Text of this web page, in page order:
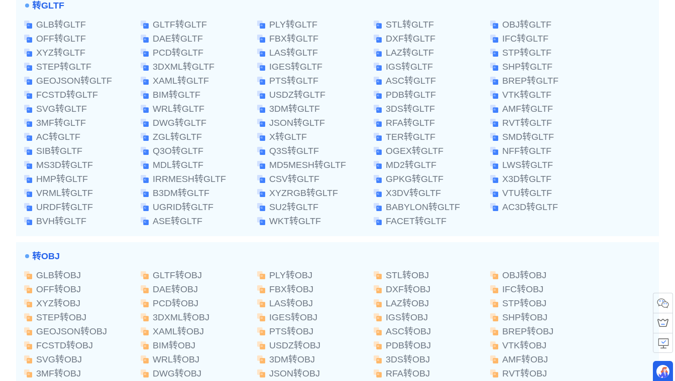
转GLTF
GLB转GLTF
GLTF转GLTF PLY转GLTF STL转GLTF
OBJ转GLTF
OFF转GLTF
DAE转GLTF FBX转GLTF DXF转GLTF
IFC转GLTF
XYZ转GLTF
PCD转GLTF LAS转GLTF LAZ转GLTF
STP转GLTF
STEP转GLTF
3DXML转GLTF IGES转GLTF IGS转GLTF
SHP转GLTF
GEOJSON转GLTF
XAML转GLTF PTS转GLTF ASC转GLTF
BREP转GLTF
FCSTD转GLTF
BIM转GLTF USDZ转GLTF PDB转GLTF
VTK转GLTF
SVG转GLTF
WRL转GLTF 3DM转GLTF 3DS转GLTF
AMF转GLTF
3MF转GLTF
DWG转GLTF JSON转GLTF RFA转GLTF
RVT转GLTF
AC转GLTF
ZGL转GLTF X转GLTF TER转GLTF
SMD转GLTF
SIB转GLTF
Q3O转GLTF Q3S转GLTF OGEX转GLTF
NFF转GLTF
MS3D转GLTF
MDL转GLTF MD5MESH转GLTF MD2转GLTF
LWS转GLTF
HMP转GLTF
IRRMESH转GLTF CSV转GLTF GPKG转GLTF
X3D转GLTF
VRML转GLTF
B3DM转GLTF XYZRGB转GLTF X3DV转GLTF
VTU转GLTF
URDF转GLTF
UGRID转GLTF SU2转GLTF BABYLON转GLTF
AC3D转GLTF
BVH转GLTF
ASE转GLTF WKT转GLTF FACET转GLTF
转OBJ
GLB转OBJ
GLTF转OBJ PLY转OBJ STL转OBJ
OBJ转OBJ
OFF转OBJ
DAE转OBJ FBX转OBJ DXF转OBJ
IFC转OBJ
XYZ转OBJ
PCD转OBJ LAS转OBJ LAZ转OBJ
STP转OBJ
STEP转OBJ
3DXML转OBJ IGES转OBJ IGS转OBJ
SHP转OBJ
GEOJSON转OBJ
XAML转OBJ PTS转OBJ ASC转OBJ
BREP转OBJ
FCSTD转OBJ
BIM转OBJ USDZ转OBJ PDB转OBJ
VTK转OBJ
SVG转OBJ
WRL转OBJ 3DM转OBJ 3DS转OBJ
AMF转OBJ
3MF转OBJ
DWG转OBJ JSON转OBJ RFA转OBJ
RVT转OBJ